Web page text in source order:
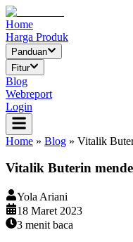
Home
Harga Produk
Panduan
Fitur
Blog
Webreport
Login
Home » Blog » Vitalik
Vitalik Buterin
Yola Ariani
18 Maret 2023
3 menit baca